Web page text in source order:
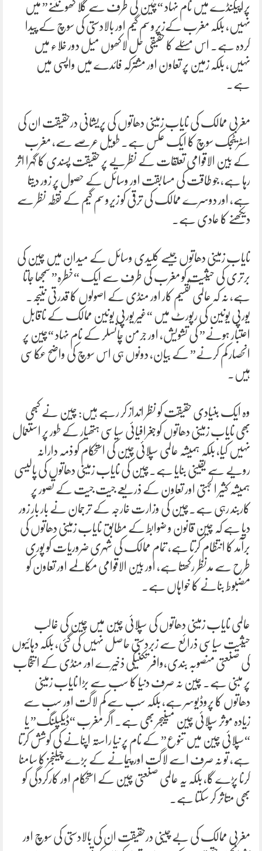
پراپیگنڈے میں نام نہاد “چین کی طرف سے گلا گھونٹنے” میں
نہیں، بلکہ مغرب کےزیرو سم گیم اور بالادستی کی سوچ کے پیدا
کردہ ہے۔ اس مسئلے کا حقیقی حل لاکھوں میل دور خلاء میں
نہیں، بلکہ زمین پر تعاون اور مشترکہ فائدے میں واپسی میں
ہے۔
مغربی ممالک کی نایاب زمینی دھاتوں کی پریشانی درحقیقت ان کی
اسٹریٹجک سوچ کا ایک عکس ہے۔ طویل عرصے سے، مغرب
کے بین الاقوامی تعلقات کے نظریے پر حقیقت پسندی کا گہرا اثر
رہا ہے، جو طاقت کی مسابقت اور وسائل کے حصول پر زور دیتا
ہے، اور دوسرے ممالک کی ترقی کو زیرو سم گیم کے نقطہ نظر سے
دیکھنے کا عادی ہے۔
نایاب زمینی دھاتوں جیسے کلیدی وسائل کے میدان میں چین کی
برتری کی حیثیت کو مغرب کی طرف سے ایک “خطرہ” سمجھا جاتا
ہے، نہ کہ عالمی تقسیم کار اور منڈی کے اصولوں کا قدرتی نتیجہ۔
یورپی یونین کی رپورٹ میں “غیر یورپی یونین ممالک کے ناقابل
اعتبار ہونے” کی تشویش، اور جرمن چانسلر کے نام نہاد “چین پر
انحصار کم کرنے” کے بیان، دونوں ہی اس سوچ کی واضح عکاسی
ہیں۔
وہ ایک بنیادی حقیقت کو نظر انداز کر رہے ہیں: چین نے کبھی
بھی نایاب زمینی دھاتوں کوجغرافیائی سیاسی ہتھیار کے طور پر استعمال
نہیں کیا، بلکہ ہمیشہ عالمی سپلائی چین کی استحکام کو ذمہ دارانہ
رویے سے یقینی بنایا ہے۔چین کی نایاب زمینی دھاتوں کی پالیسی
ہمیشہ کثیر الجہتی اور تعاون کے ذریعے جیت جیت کے تصور پر
کاربند رہی ہے۔چین کی وزارت خارجہ کے ترجمان نے بار بار زور
دیا ہے کہ چین قانون و ضوابط کے مطابق نایاب زمینی دھاتوں کی
برآمد کا انتظام کرتا ہے، تمام ممالک کی شہری ضروریات کو پوری
طرح سے مدنظر رکھتا ہے، اور بین الاقوامی مکالمے اور تعاون کو
مضبوط بنانے کا خواہاں ہے۔
عالمی نایاب زمینی دھاتوں کی سپلائی چین میں چین کی غالب
حیثیت سیاسی ذرائع سے زبردستی حاصل نہیں کی گئی، بلکہ دہائیوں
کی صنعتی منصوبہ بندی،وافر تکنیکی ذخیرے اور منڈی کے انتخاب
پر مبنی ہے۔ چین نہ صرف دنیا کا سب سے بڑا نایاب زمینی
دھاتوں کا پروڈیوسر ہے، بلکہ سب سے کم لاگت اور سب سے
زیادہ موثر سپلائی چین مینیجر بھی ہے۔ اگر مغرب “ڈیکپلنگ” یا
“سپلائی چین میں تنوع” کے نام پر نیا راستہ اپنانے کی کوشش کرتا
ہے، تو نہ صرف اسے لاگت اور پیمانے کے بڑے چیلنجز کا سامنا
کرنا پڑے گا، بلکہ یہ عالمی صنعتی چین کے استحکام اور کارکردگی کو
بھی متاثر کر سکتا ہے۔
مغربی ممالک کی بے چینی درحقیقت ان کی بالادستی کی سوچ اور